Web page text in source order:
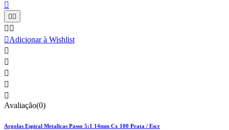

 
 
Adicionar à Wishlist





Avaliação(0)
Argolas Espiral Metalicas Passo 5:1 14mm Cx 100 Prata / Escr